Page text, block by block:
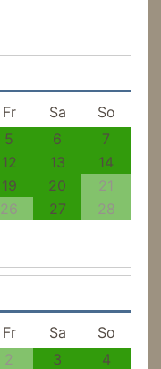
Fr Sa
So
5 6
7
12 13
14
19 20
21
26 27
28
Fr Sa
So
2 3
4